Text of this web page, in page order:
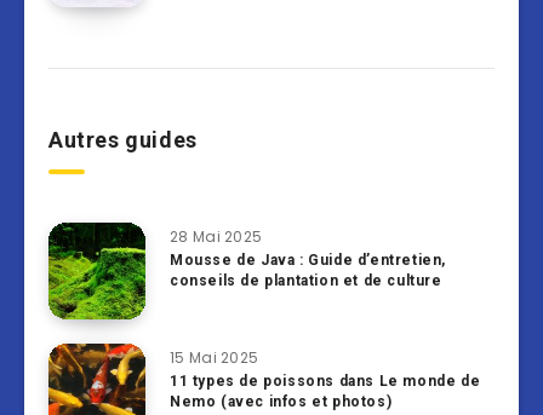
Autres guides
28 Mai 2025
Mousse de Java : Guide d’entretien,
conseils de plantation et de culture
15 Mai 2025
11 types de poissons dans Le monde de
Nemo (avec infos et photos)